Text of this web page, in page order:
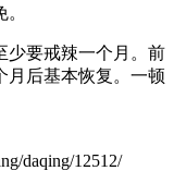
少要戒辣一个月。前
月后基本恢复。一顿
daqing/12512/